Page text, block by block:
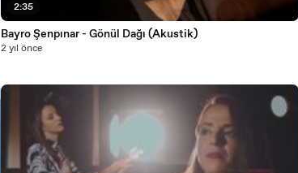
2:35
Bayro Şenpınar - Gönül Dağı (Akustik)
2 yıl önce